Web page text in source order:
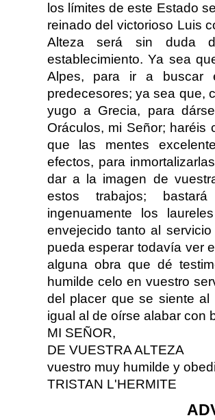
los límites de este Estado
reinado del victorioso Luis
Alteza será sin duda
establecimiento. Ya sea
Alpes, para ir a buscar
predecesores; ya sea que,
yugo a Grecia, para
Oráculos, mi Señor;
que las mentes
efectos, para
dar a la imagen de
estos trabajos;
ingenuamente los
envejecido tanto al
pueda esperar todavía ver
alguna obra que dé
humilde celo en vuestro
del placer que se siente
igual al de oírse alabar con
MI SEÑOR,
DE VUESTRA ALTEZA
vuestro muy humilde y
TRISTAN L'HERMITE